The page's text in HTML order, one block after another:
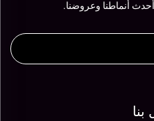
أنماطنا وعروضنا.